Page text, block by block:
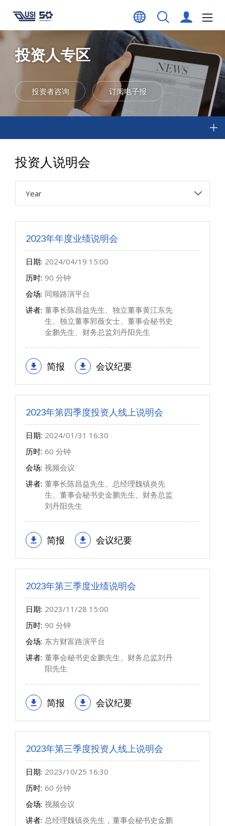
投资人专区
投资者咨询 订阅电子报
投资人说明会
Year
2023年年度业绩说明会
日期: 2024/04/19 15:00
历时: 90 分钟
会场: 同顺路演平台
讲者: 董事长陈昌益先生、独立董事黄江东先
生、独立董事郭薇女士、董事会秘书史
金鹏先生、财务总监刘丹阳先生
简报 会议纪要
2023年第四季度投资人线上说明会
日期: 2024/01/31 16:30
历时: 60 分钟
会场: 视频会议
讲者: 董事长陈昌益先生、总经理魏镇炎先
生、董事会秘书史金鹏先生、财务总监
刘丹阳先生
简报 会议纪要
2023年第三季度业绩说明会
日期: 2023/11/28 15:00
历时: 90 分钟
会场: 东方财富路演平台
讲者: 董事会秘书史金鹏先生、财务总监刘丹
阳先生
简报 会议纪要
2023年第三季度投资人线上说明会
日期: 2023/10/25 16:30
历时: 60 分钟
会场: 视频会议
讲者: 总经理魏镇炎先生，董事会秘书史金鹏